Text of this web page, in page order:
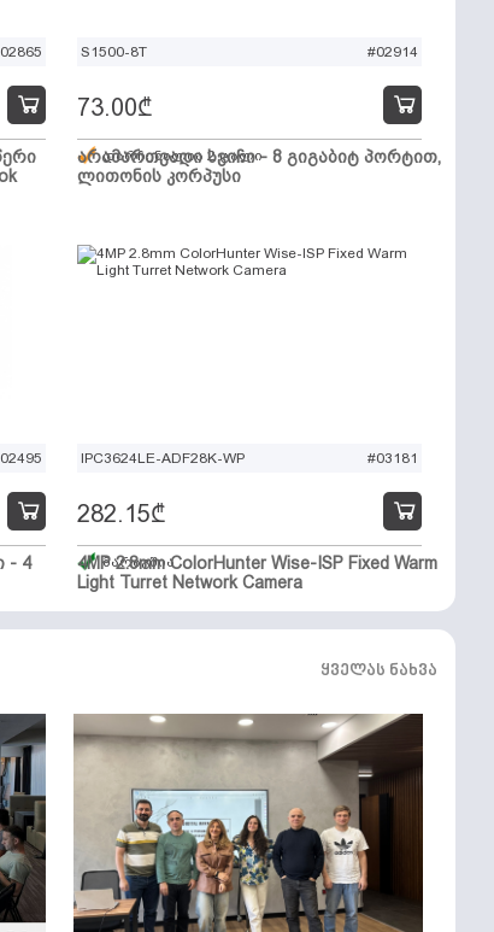
S1500-8T #02914
არამართვადი სვიჩი - 8 გიგაბიტ პორტით,
ლითონის კორპუსი
73.00₾
დარჩენილია 2 ცალი
- 4
IPC3624LE-ADF28K-WP #03181
4MP 2.8mm ColorHunter Wise-ISP Fixed Warm
Light Turret Network Camera
282.15₾
მარაგშია
ყველას ნახვა